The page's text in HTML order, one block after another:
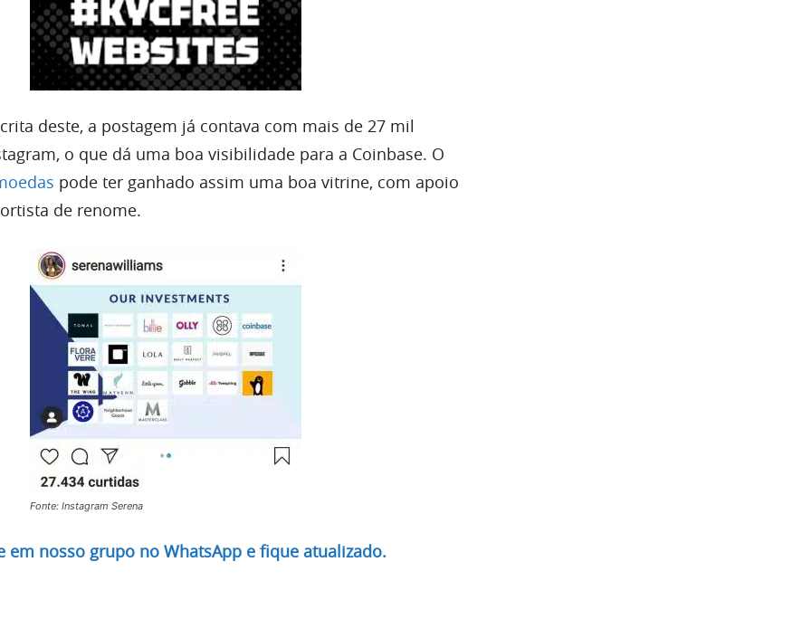
deste, a postagem já contava com mais de 27 mil
o que dá uma boa visibilidade para a Coinbase. O
pode ter ganhado assim uma boa vitrine, com apoio
de renome.
Fonte: Instagram Serena
em nosso grupo no WhatsApp e fique atualizado.